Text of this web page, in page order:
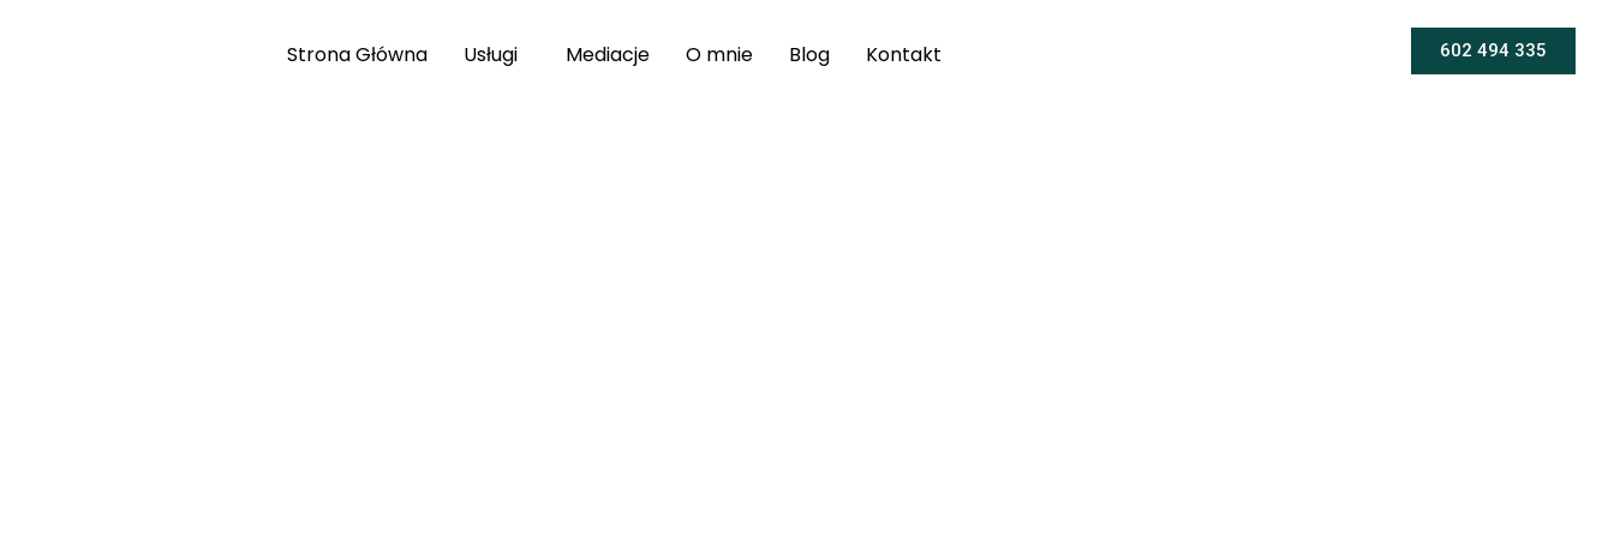
Strona Główna Usługi Mediacje O mnie Blog Kontakt 602 494 335